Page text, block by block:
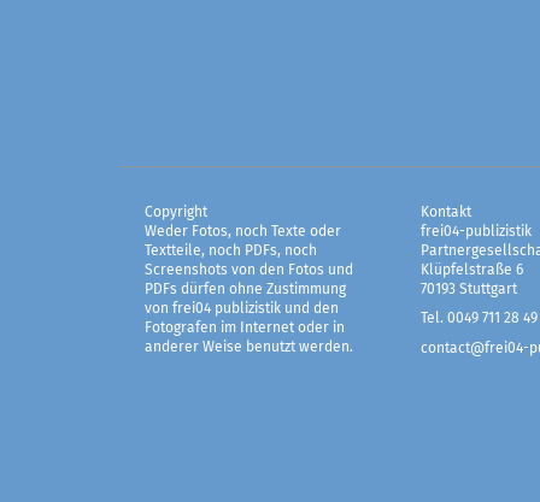
Copyright
Weder Fotos, noch Texte oder
Textteile, noch PDFs, noch
Screenshots von den Fotos und
PDFs dürfen ohne Zustimmung
von frei04 publizistik und den
Fotografen im Internet oder in
anderer Weise benutzt werden.
Kontakt
frei04-publizistik
Klüpfelstraße 6
70193 Stuttgart
Tel. 0049 711 28 49
contact@frei04-